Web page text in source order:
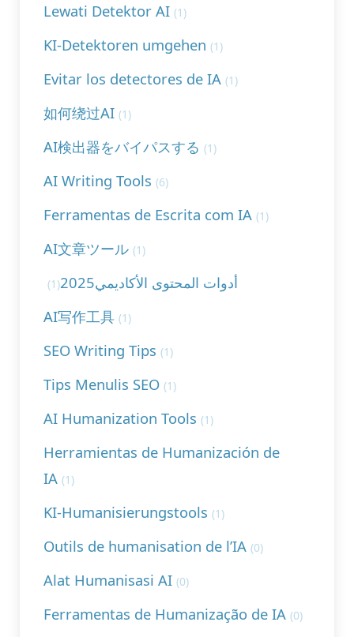
Lewati Detektor AI (1)
KI-Detektoren umgehen (1)
Evitar los detectores de IA (1)
如何绕过AI (1)
AI検出器をバイパスする (1)
AI Writing Tools (6)
Ferramentas de Escrita com IA (1)
AI文章ツール (1)
أدوات المحتوى الأكاديمي2025 (1)
AI写作工具 (1)
SEO Writing Tips (1)
Tips Menulis SEO (1)
AI Humanization Tools (1)
Herramientas de Humanización de
IA (1)
KI-Humanisierungstools (1)
Outils de humanisation de l’IA (0)
Alat Humanisasi AI (0)
Ferramentas de Humanização de IA (0)